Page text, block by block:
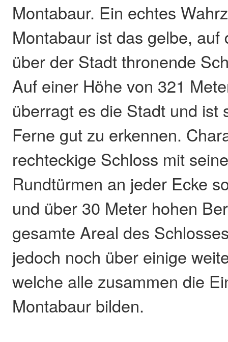
Montabaur. Ein echtes
Montabaur ist das gelbe, auf
über der Stadt thronende
Auf einer Höhe von 321
überragt es die Stadt und ist
Ferne gut zu erkennen.
rechteckige Schloss mit
Rundtürmen an jeder Ecke
und über 30 Meter hohen
gesamte Areal des
jedoch noch über einige
welche alle zusammen die
Montabaur bilden.